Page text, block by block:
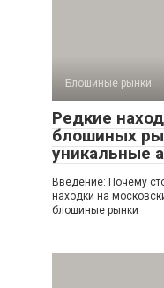
Блошиные рынки
Редкие
блошиных
уникальные
Введение: Почему
находки на
блошиные рынки